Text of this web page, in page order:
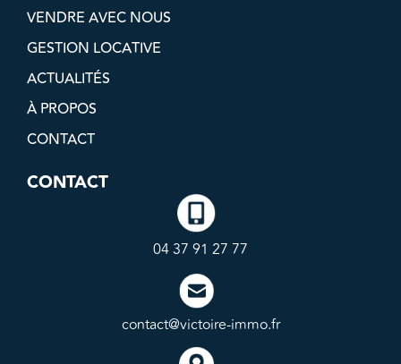
VENDRE AVEC NOUS
GESTION LOCATIVE
ACTUALITÉS
À PROPOS
CONTACT
CONTACT
04 37 91 27 77
contact@victoire-immo.fr